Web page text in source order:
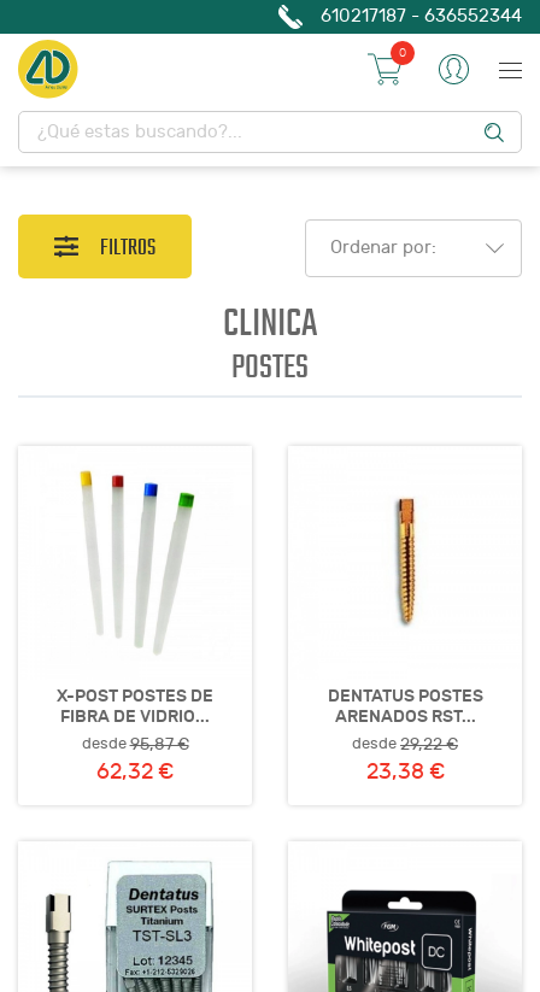
610217187 - 636552344
0
FILTROS Ordenar por:
CLINICA
POSTES
X-POST POSTES DE
FIBRA DE VIDRIO...
desde95,87 €
62,32 €
DENTATUS POSTES
ARENADOS RST...
desde29,22 €
23,38 €